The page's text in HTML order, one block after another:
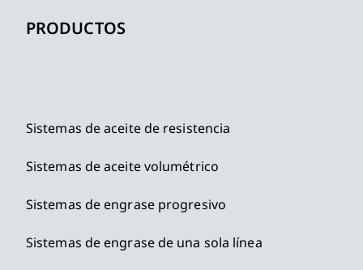
PRODUCTOS
Sistemas de aceite de resistencia
Sistemas de aceite volumétrico
Sistemas de engrase progresivo
Sistemas de engrase de una sola línea